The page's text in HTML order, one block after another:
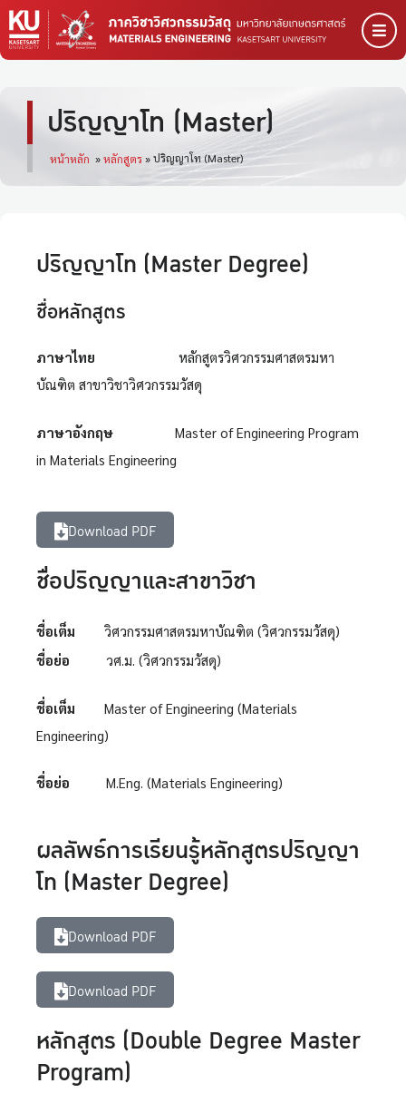
ปริญญาโท (Master)
หน้าหลัก »หลักสูตร»ปริญญาโท (Master)
ปริญญาโท (Master Degree)
ชื่อหลักสูตร
ภาษาไทย หลักสูตรวิศวกรรมศาสตรมหา
บัณฑิต สาขาวิชาวิศวกรรมวัสดุ
ภาษาอังกฤษ Master of Engineering Program
in Materials Engineering
Download PDF
ชื่อปริญญาและสาขาวิชา
ชื่อเต็ม วิศวกรรมศาสตรมหาบัณฑิต (วิศวกรรมวัสดุ)
ชื่อย่อ วศ.ม. (วิศวกรรมวัสดุ)
ชื่อเต็ม Master of Engineering (Materials
Engineering)
ชื่อย่อ M.Eng. (Materials Engineering)
ผลลัพธ์การเรียนรู้หลักสูตรปริญญา
โท (Master Degree)
Download PDF
Download PDF
หลักสูตร (Double Degree Master
Program)